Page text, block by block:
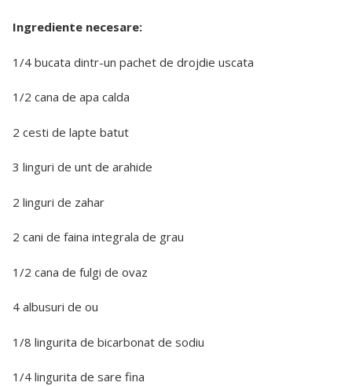
Ingrediente necesare:
1/4 bucata dintr-un pachet de drojdie uscata
1/2 cana de apa calda
2 cesti de lapte batut
3 linguri de unt de arahide
2 linguri de zahar
2 cani de faina integrala de grau
1/2 cana de fulgi de ovaz
4 albusuri de ou
1/8 lingurita de bicarbonat de sodiu
1/4 lingurita de sare fina